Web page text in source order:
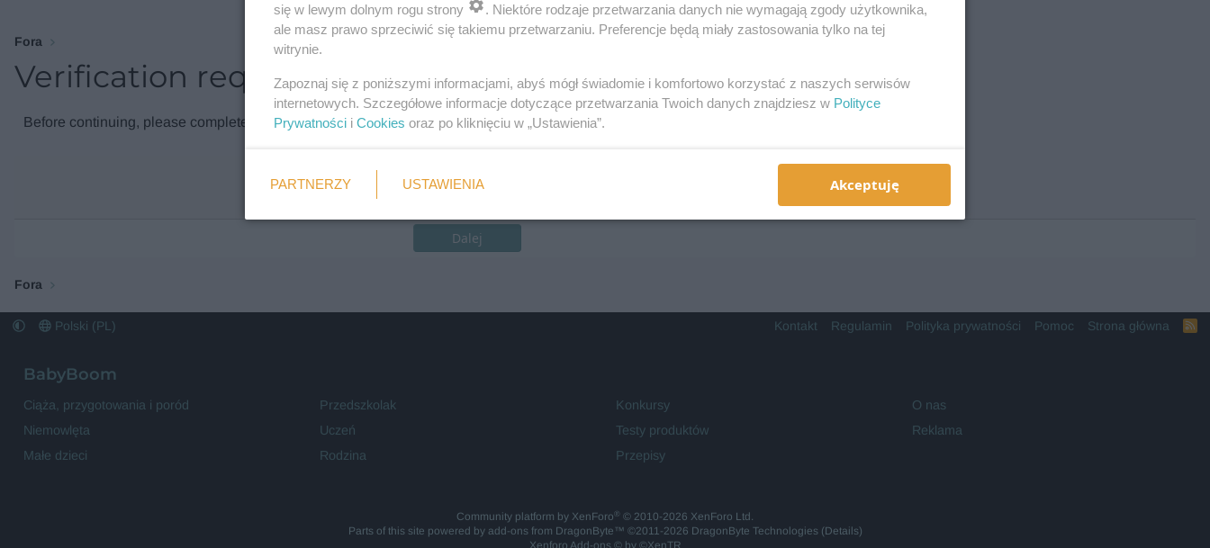
reklama
Fora
Verification required
Before continuing, please complete the verification check.
Weryfikacja
Wymagane
Dalej
Fora
Polski (PL) Kontakt Regulamin Polityka prywatności Pomoc Strona główna
R
BabyBoom
Ciąża, przygotowania i poród
Niemowlęta
Małe dzieci
Przedszkolak
Uczeń
Rodzina
Konkursy
Testy produktów
Przepisy
O nas
Reklama
Community platform by XenForo® © 2010-2026 XenForo Ltd.
Parts of this site powered by add-ons from DragonByte™ ©2011-2026 DragonByte Technologies(Details)
Xenforo Add-ons© by ©XenTR
się w lewym dolnym rogu strony
. Niektóre rodzaje przetwarzania danych nie wymagają zgody użytkownika,
ale masz prawo sprzeciwić się takiemu przetwarzaniu. Preferencje będą miały zastosowania tylko na tej
witrynie.
Zapoznaj się z poniższymi informacjami, abyś mógł świadomie i komfortowo korzystać z naszych serwisów
internetowych. Szczegółowe informacje dotyczące przetwarzania Twoich danych znajdziesz w Polityce
Prywatności i Cookies oraz po kliknięciu w „Ustawienia”.
PARTNERZY USTAWIENIA Akceptuję